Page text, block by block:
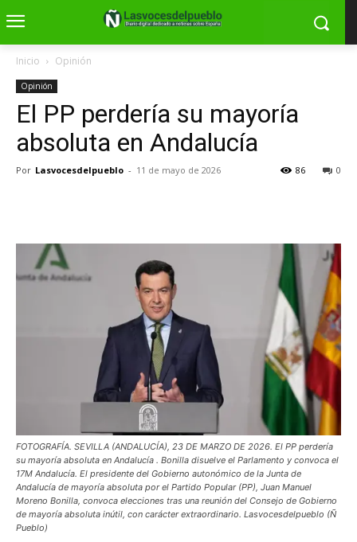
Inicio Opinión
Opinión
El PP perdería su mayoría
absoluta en Andalucía
Por Lasvocesdelpueblo - 11 de mayo de 2026 0
86
FOTOGRAFÍA. SEVILLA (ANDALUCÍA), 23 DE MARZO DE 2026. El PP perdería
su mayoría absoluta en Andalucía . Bonilla disuelve el Parlamento y convoca el
17M Andalucía. El presidente del Gobierno autonómico de la Junta de
Andalucía de mayoría absoluta por el Partido Popular (PP), Juan Manuel
Moreno Bonilla, convoca elecciones tras una reunión del Consejo de Gobierno
de mayoría absoluta inútil, con carácter extraordinario. Lasvocesdelpueblo (Ñ
Pueblo)